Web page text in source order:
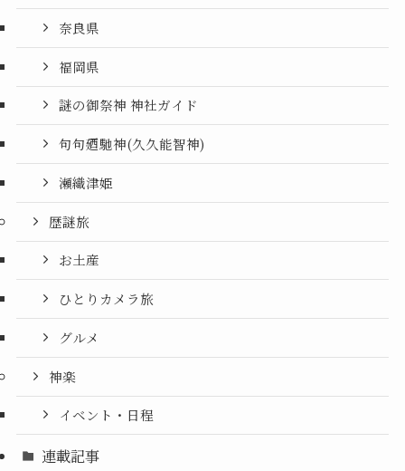
奈良県
福岡県
謎の御祭神 神社ガイド
句句廼馳神(久久能智神)
瀬織津姫
歴謎旅
お土産
ひとりカメラ旅
グルメ
神楽
イベント・日程
連載記事